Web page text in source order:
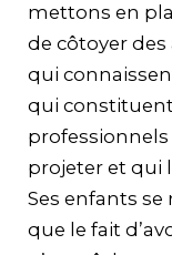
mettons en
de côtoyer
qui
qui
professionnels
projeter et qui
Ses enfants
que le fait